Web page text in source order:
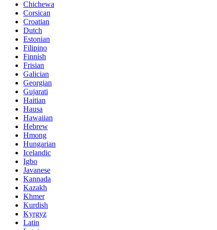
Chichewa
Corsican
Croatian
Dutch
Estonian
Filipino
Finnish
Frisian
Galician
Georgian
Gujarati
Haitian
Hausa
Hawaiian
Hebrew
Hmong
Hungarian
Icelandic
Igbo
Javanese
Kannada
Kazakh
Khmer
Kurdish
Kyrgyz
Latin